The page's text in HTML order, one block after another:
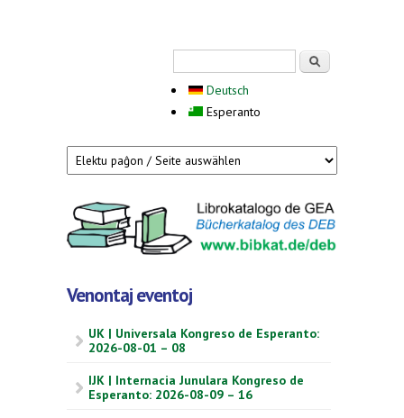
Deutsch
Esperanto
Venontaj eventoj
UK | Universala Kongreso de Esperanto:
2026-08-01 – 08
IJK | Internacia Junulara Kongreso de
Esperanto: 2026-08-09 – 16